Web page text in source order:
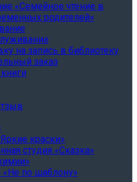
«Семейное чтение в
родителей»
на запись в библиотеку
заказ
краски»
студия «Сказка»
«Не по шаблону»